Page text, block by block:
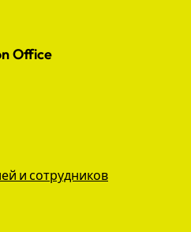
Office
и сотрудников